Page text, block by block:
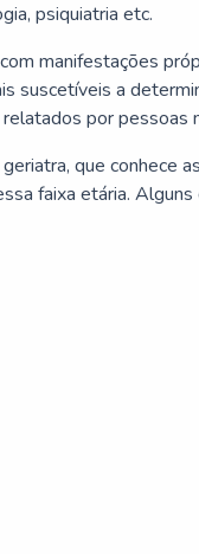
psiquiatria etc.
manifestações
suscetíveis a
por pessoas
que conhece as
faixa etária. Alguns